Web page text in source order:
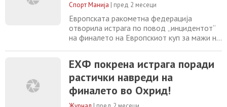
Спорт Манија | пред 2 месеци
Европската ракометна федерација
отворила истрага по повод „инцидентот“
на финалето на Европскиот куп за мажи на
расистички навреди од трибините
насочени кон играчот на Татабања,
Баптист Даматрен. „ЕХФ нагласува дека
нема место за расизам во европскиот
ракомет и како организација
ЕХФ покрена истрага поради
растички навреди на
финалето во Охрид!